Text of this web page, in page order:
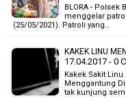
BLORA - Polsek
menggelar
(25/05/2021). Patroli yang…
KAKEK LINU
17.04.2017 - 0
Kakek Sakit
Menggantung
tak kunjung